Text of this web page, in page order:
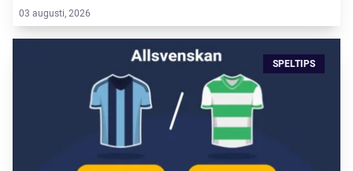
03 augusti, 2026
SPELTIPS